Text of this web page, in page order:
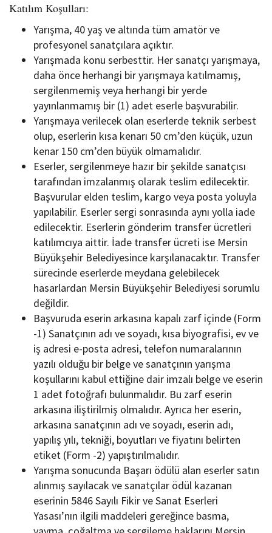
Katılım Koşulları:
Yarışma, 40 yaş ve altında tüm amatör ve
profesyonel sanatçılara açıktır.
Yarışmada konu serbesttir. Her sanatçı yarışmaya,
daha önce herhangi bir yarışmaya katılmamış,
sergilenmemiş veya herhangi bir yerde
yayınlanmamış bir (1) adet eserle başvurabilir.
Yarışmaya verilecek olan eserlerde teknik serbest
olup, eserlerin kısa kenarı 50 cm’den küçük, uzun
kenar 150 cm’den büyük olmamalıdır.
Eserler, sergilenmeye hazır bir şekilde sanatçısı
tarafından imzalanmış olarak teslim edilecektir.
Başvurular elden teslim, kargo veya posta yoluyla
yapılabilir. Eserler sergi sonrasında aynı yolla iade
edilecektir. Eserlerin gönderim transfer ücretleri
katılımcıya aittir. İade transfer ücreti ise Mersin
Büyükşehir Belediyesince karşılanacaktır. Transfer
sürecinde eserlerde meydana gelebilecek
hasarlardan Mersin Büyükşehir Belediyesi sorumlu
değildir.
Başvuruda eserin arkasına kapalı zarf içinde (Form
-1) Sanatçının adı ve soyadı, kısa biyografisi, ev ve
iş adresi e-posta adresi, telefon numaralarının
yazılı olduğu bir belge ve sanatçının yarışma
koşullarını kabul ettiğine dair imzalı belge ve eserin
1 adet fotoğrafı bulunmalıdır. Bu zarf eserin
arkasına iliştirilmiş olmalıdır. Ayrıca her eserin,
arkasına sanatçının adı ve soyadı, eserin adı,
yapılış yılı, tekniği, boyutları ve fiyatını belirten
etiket (Form -2) yapıştırılmalıdır.
Yarışma sonucunda Başarı ödülü alan eserler satın
alınmış sayılacak ve sanatçılar ödül kazanan
eserinin 5846 Sayılı Fikir ve Sanat Eserleri
Yasası’nın ilgili maddeleri gereğince basma,